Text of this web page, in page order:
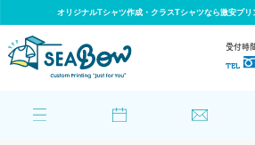
オリジナルTシャツ作成・クラスTシャツなら激安プ
受付時
TEL